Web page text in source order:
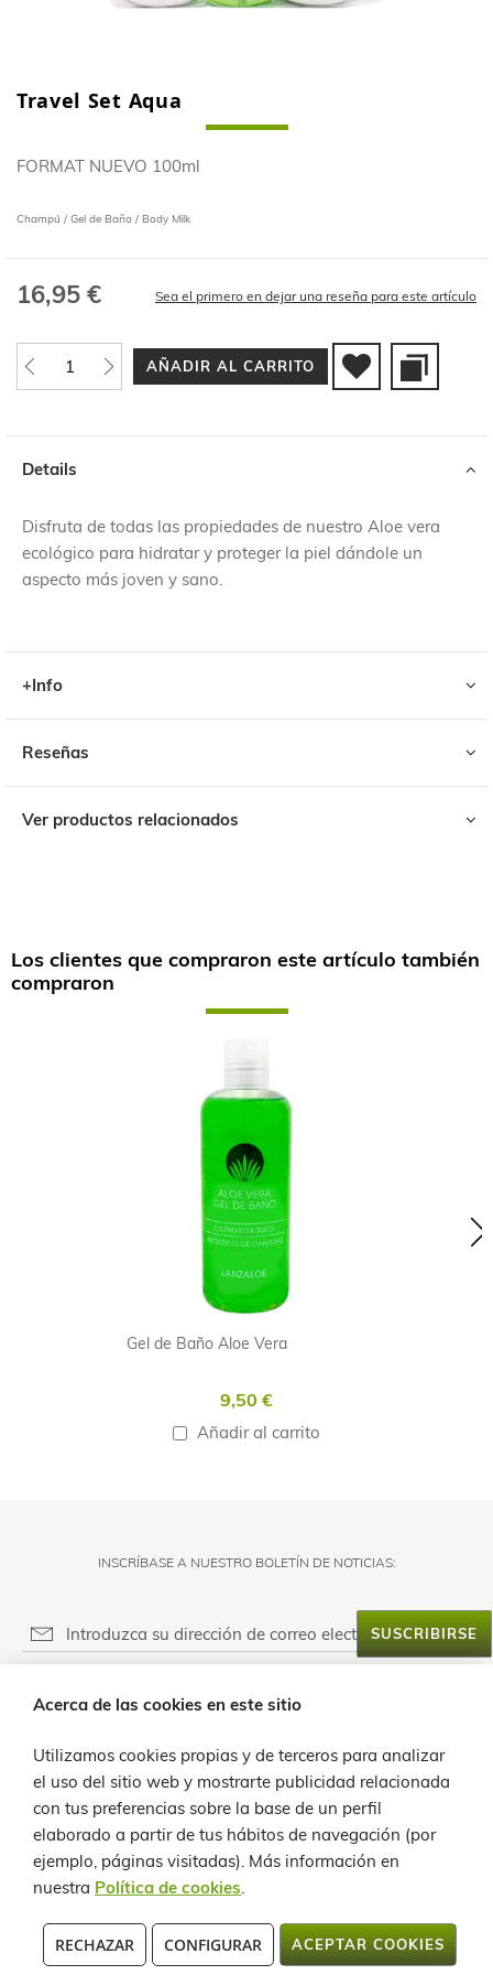
Travel Set Aqua
FORMAT NUEVO 100ml
Champú / Gel de Baño / Body Milk
16,95 € Sea el primero en dejar una reseña para este artículo
AÑADIR AL CARRITO
Saltar
de
galería
imágenes
Details
Disfruta de todas las propiedades de nuestro Aloe vera
ecológico para hidratar y proteger la piel dándole un
aspecto más joven y sano.
+Info
Reseñas
Ver productos relacionados
Los clientes que compraron este artículo también
compraron
Gel de Baño Aloe Vera
9,50 €
Añadir al carrito
INSCRÍBASE A NUESTRO BOLETÍN DE NOTICIAS:
FINALIDAD:
LEGITIMACIÓN:
PROVEEDOR DE MENSAJERÍA ONLINE:
DESTINATARIOS:
DERECHOS:
POLÍTICA DE PRIVACIDAD
SUSCRIBIRSE
SERVICIO AL CLIENTE
CONTACTO
C/ LA QUEMADITA, 96 35541 ÓRZOLA - LANZAROTE TEL.: +34 928
819913 / +34 902 362258 FAX:+34 928 524 545
Acerca de las cookies en este sitio
Utilizamos cookies propias y de terceros para analizar
el uso del sitio web y mostrarte publicidad relacionada
con tus preferencias sobre la base de un perfil
elaborado a partir de tus hábitos de navegación (por
ejemplo, páginas visitadas). Más información en
nuestra Política de cookies.
RECHAZAR CONFIGURAR ACEPTAR COOKIES